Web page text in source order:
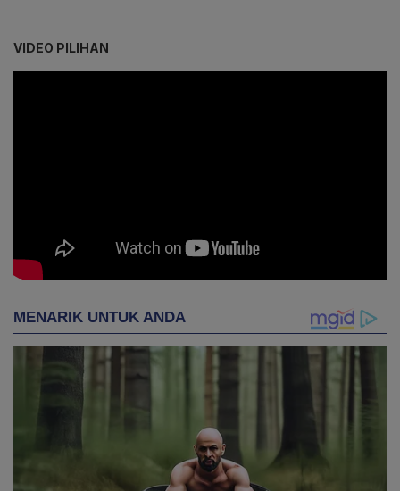
VIDEO PILIHAN